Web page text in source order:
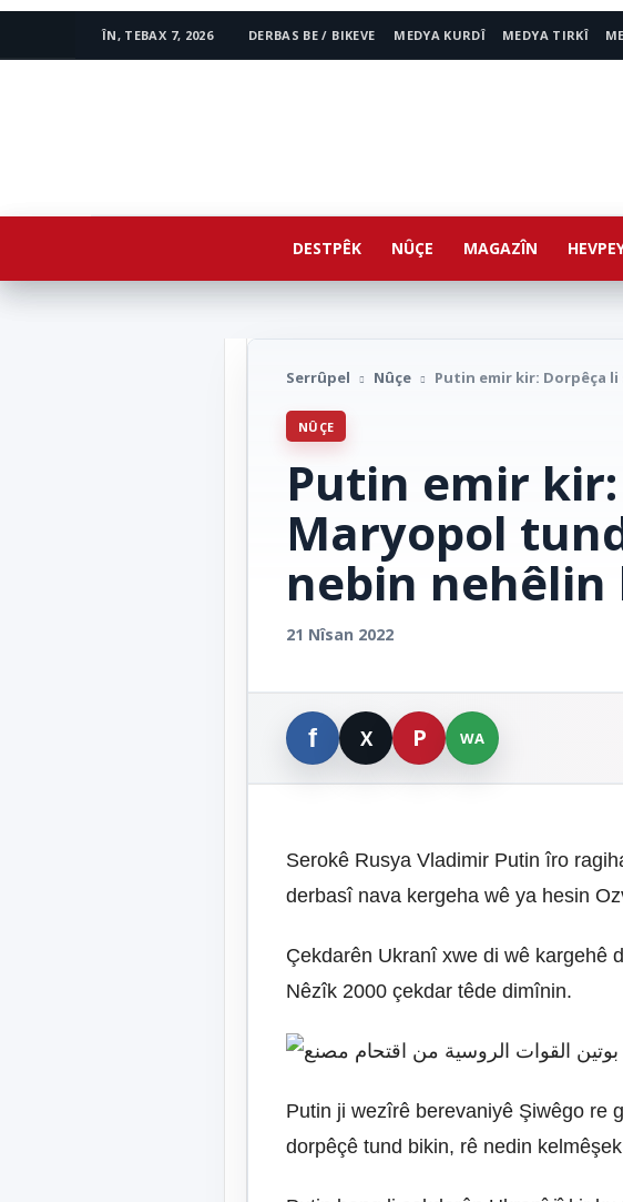
ÎN, TEBAX 7, 2026 DERBAS BE / BIKEVE MEDYA KURDÎ MEDYA TIRKÎ
DESTPÊK NÛÇE MAGAZÎN
Serrûpel Nûçe Putin emir kir: Dorpêça
NÛÇE
Putin emir
Maryopol
nebin nehêlin
21 Nîsan 2022
Serokê Rusya Vladimir Putin îro
derbasî nava kergeha wê ya hesin
Çekdarên Ukranî xwe di wê kargehê
Nêzîk 2000 çekdar têde dimînin.
Putin ji wezîrê berevaniyê Şiwêgo re
dorpêçê tund bikin, rê nedin